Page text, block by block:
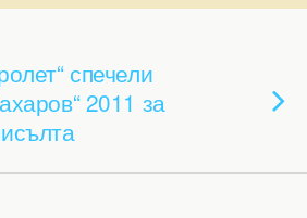
спечели
2011 за